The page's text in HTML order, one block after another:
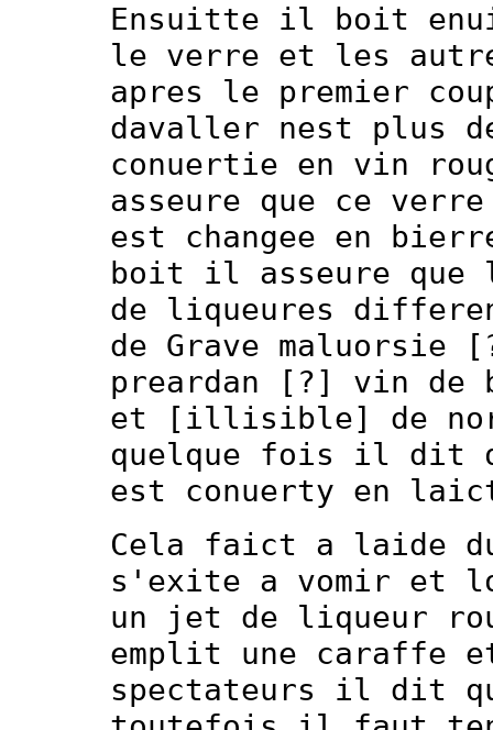
Ensuitte il boit
le verre et les
apres le premier
davaller nest plus
conuertie en vin
asseure que ce
est changee en
boit il asseure que
de liqueures
de Grave maluorsie
preardan [?] vin de
et [illisible] de
quelque fois il dit
est conuerty en
Cela faict a laide
s'exite a vomir et
un jet de liqueur
emplit une caraffe
spectateurs il dit